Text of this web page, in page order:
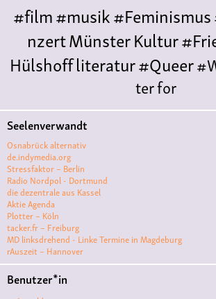
#film#musik#Feminismus
nzertMünsterKultur
Hülshoffliteratur#Queer
ter for
LiteraturePolyamoriePolytreff
Polyamorietreff
Monogamie
ismuskunstantisemitismus
VKqueer
ve#film #kino
#filmclub#Münster
#menschenrechte
Seelenverwandt
Osnabrück alternativ
de.indymedia.org
Stressfaktor – Berlin
Radio Nordpol - Dortmund
die dezentrale aus Kassel
Aktie Agenda
Plotter – Köln
tacker.fr – Freiburg
MD linksdrehend - Linke Termine in Magdeburg
rAuszeit – Hannover
Benutzer*in